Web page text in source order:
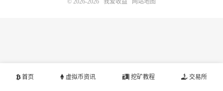
首页 虚拟币资讯 挖矿教程 交易所
© 2026-2026 我爱收益 网站地图